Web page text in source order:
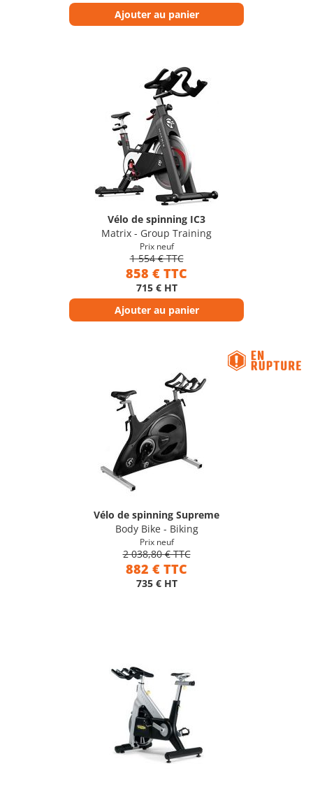
Ajouter au panier
Vélo de spinning IC3
Matrix - Group Training
Prix neuf
1 554 € TTC
858 € TTC
715 € HT
Ajouter au panier
Vélo de spinning Supreme
Body Bike - Biking
Prix neuf
2 038,80 € TTC
882 € TTC
735 € HT